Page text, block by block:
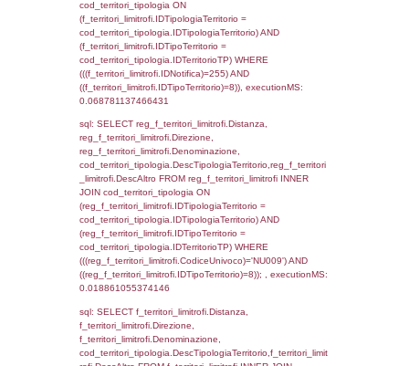
executionMS: 0.0157630443573
sql: SELECT f_territori_limitrofi.Distanza,
f_territori_limitrofi.Direzione,
f_territori_limitrofi.Denominazione,
f_territori_limitrofi INNER JOIN
(f_territori_limitrofi.IDTipologiaTerritorio =
cod_territori_tipologia.IDTipologiaTerritorio)
(f_territori_limitrofi.IDTipoTerritorio =
cod_territori_tipologia.IDTerritorioTP)
(((f_territori_limitrofi.IDNotifica)=255) AND
((f_territori_limitrofi.IDTipoTerritorio)=2)),
sql: SELECT f_territori_limitrofi.Distanza,
f_territori_limitrofi.Direzione,